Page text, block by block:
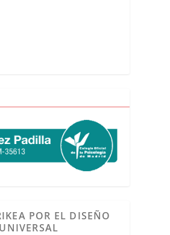
POR EL DISEÑO